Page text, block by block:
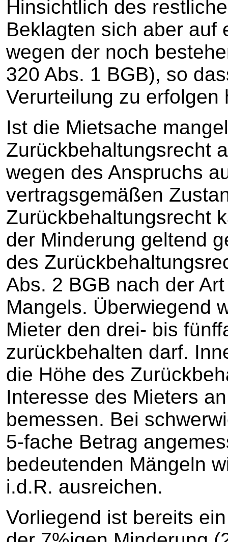
Hinsichtlich des
Beklagten sich aber auf
wegen der noch
320 Abs. 1 BGB), so
Verurteilung zu erfolgen
Ist die Mietsache
Zurückbehaltungsrecht
wegen des Anspruchs
vertragsgemäßen
Zurückbehaltungsrecht
der Minderung geltend
des
Abs. 2 BGB nach der
Mangels. Überwiegend
Mieter den drei- bis
zurückbehalten darf.
die Höhe des
Interesse des Mieters
bemessen. Bei
5-fache Betrag
bedeutenden Mängeln
i.d.R. ausreichen.
Vorliegend ist bereits